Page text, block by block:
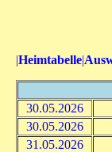
|Heimtabelle|
30.05.2026
30.05.2026
31.05.2026